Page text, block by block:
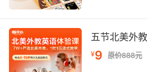
五节北美外
¥9 原价888元